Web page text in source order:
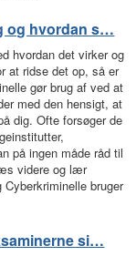
og hvordan s…
hvordan det virker og
at ridse det op, så er
gør brug af ved at
med den hensigt, at
dig. Ofte forsøger de
på ingen måde råd til
videre og lær
bruger
si…